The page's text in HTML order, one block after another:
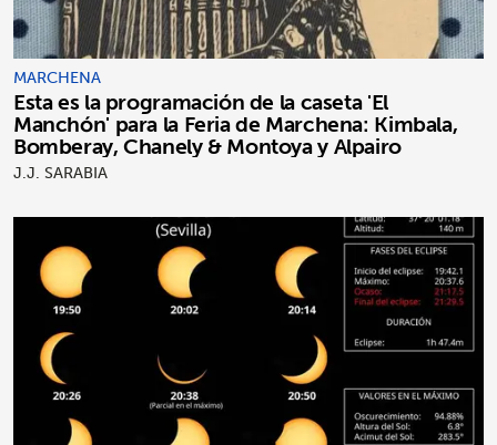
MARCHENA
Esta es la programación de la caseta 'El
Manchón' para la Feria de Marchena: Kimbala,
Bomberay, Chanely & Montoya y Alpairo
J.J. SARABIA